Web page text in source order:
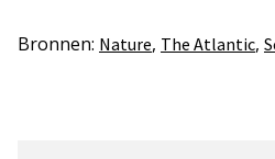
Bronnen: Nature, The Atlantic,